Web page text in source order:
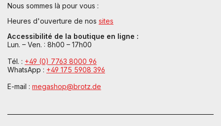
Nous sommes là pour vous :
Heures d'ouverture de nos sites
Accessibilité de la boutique en ligne :
Lun. – Ven. : 8h00 – 17h00
Tél. : +49 (0) 7763 8000 96
WhatsApp : +49 175 5908 396
E-mail : megashop@brotz.de